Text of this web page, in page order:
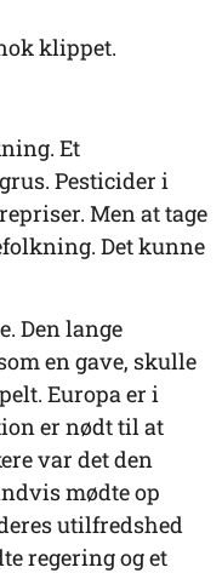
klippet.
Et
Pesticider i
Men at tage
Det kunne
Den lange
en gave, skulle
Europa er i
er nødt til at
var det den
mødte op
utilfredshed
regering og et